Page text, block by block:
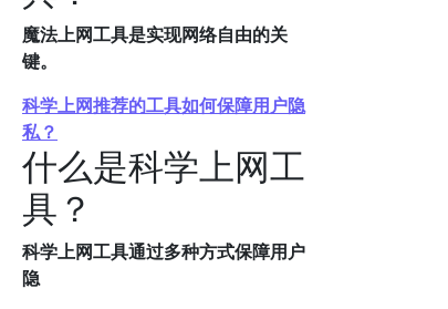
魔法上网工具是实现网络自由的关
键。
科学上网推荐的工具如何保障用户隐
私？
什么是科学上网工
具？
科学上网工具通过多种方式保障用户
隐